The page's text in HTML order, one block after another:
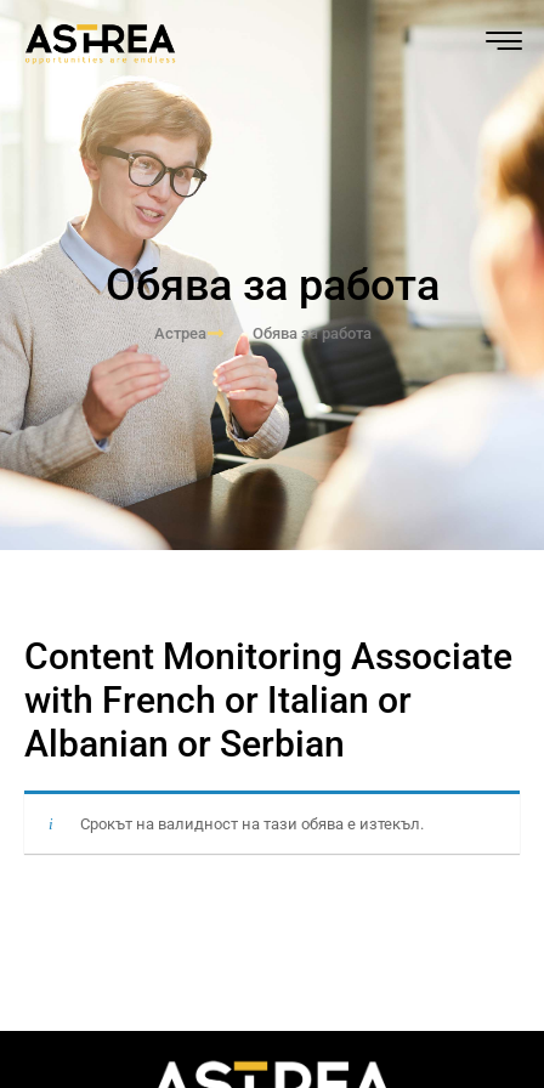
Обява за работа
Астреа Обява за работа
Content Monitoring Associate
with French or Italian or
Albanian or Serbian
Срокът на валидност на тази обява е изтекъл.